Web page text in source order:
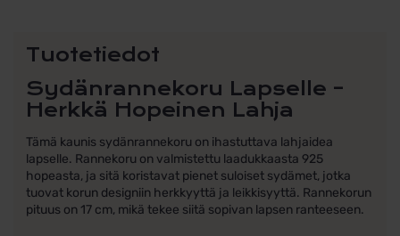
Tuotetiedot
Sydänrannekoru Lapselle –
Herkkä Hopeinen Lahja
Tämä kaunis sydänrannekoru on ihastuttava lahjaidea
lapselle. Rannekoru on valmistettu laadukkaasta 925
hopeasta, ja sitä koristavat pienet suloiset sydämet, jotka
tuovat korun designiin herkkyyttä ja leikkisyyttä. Rannekorun
pituus on 17 cm, mikä tekee siitä sopivan lapsen ranteeseen.